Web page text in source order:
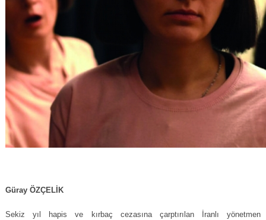
Güray ÖZÇELİK
Sekiz yıl hapis ve kırbaç cezasına çarptırılan İranlı yönetmen